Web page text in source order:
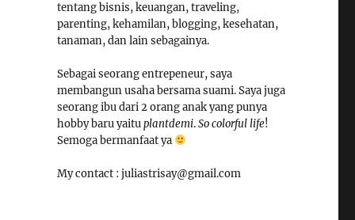
tentang bisnis, keuangan, traveling,
parenting, kehamilan, blogging, kesehatan,
tanaman, dan lain sebagainya.
Sebagai seorang entrepeneur, saya
membangun usaha bersama suami. Saya juga
seorang ibu dari 2 orang anak yang punya
hobby baru yaituplantdemi.So colorful life!
Semoga bermanfaat ya
My contact : juliastrisay@gmail.com